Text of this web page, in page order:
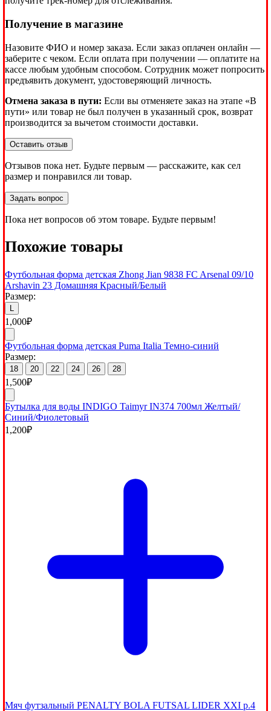
Получение в магазине
Назовите ФИО и номер заказа. Если заказ оплачен онлайн —
заберите с чеком. Если оплата при получении — оплатите на
кассе любым удобным способом. Сотрудник может попросить
предъявить документ, удостоверяющий личность.
Отмена заказа в пути: Если вы отменяете заказ на этапе «В
пути» или товар не был получен в указанный срок, возврат
производится за вычетом стоимости доставки.
Оставить отзыв
Отзывов пока нет. Будьте первым — расскажите, как сел
размер и понравился ли товар.
Задать вопрос
Пока нет вопросов об этом товаре. Будьте первым!
Похожие товары
Футбольная форма детская Zhong Jian 9838 FC Arsenal 09/10
Arshavin 23 Домашняя Красный/Белый
Размер:
1,000₽
Футбольная форма детская Puma Italia Темно-синий
Размер:
18 20 22 24 26 28
1,500₽
Бутылка для воды INDIGO Taimyr IN374 700мл Желтый/
Синий/Фиолетовый
1,200₽
Мяч футзальный PENALTY BOLA FUTSAL LIDER XXI р.4